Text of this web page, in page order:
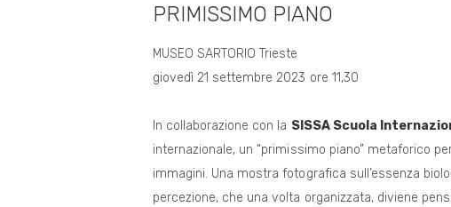
PRIMISSIMO PIANO
MUSEO SARTORIO Trieste
giovedì 21 settembre 2023 ore 11,30
In collaborazione con la SISSA Scuola
internazionale, un “primissimo piano” metaforico
immagini. Una mostra fotografica sull’essenza
percezione, che una volta organizzata, diviene